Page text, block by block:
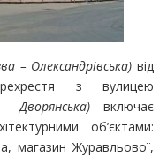
– Олександрівська) від
з вулицею
Дворянська) включає
об’єктами:
магазин Журавльової,